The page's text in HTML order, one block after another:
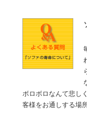
ボロボロなんて悲し
客様をお通しする